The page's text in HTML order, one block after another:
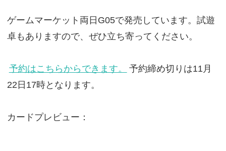
ゲームマーケット両日G05で発売しています。試遊
卓もありますので、ぜひ立ち寄ってください。
予約はこちらからできます。
予約締め切りは11月
22日17時となります。
カードプレビュー：